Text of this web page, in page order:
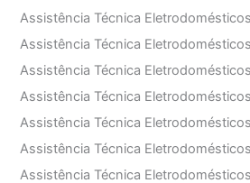
Assistência Técnica
Assistência Técnica
Assistência Técnica
Assistência Técnica
Assistência Técnica
Assistência Técnica
Assistência Técnica